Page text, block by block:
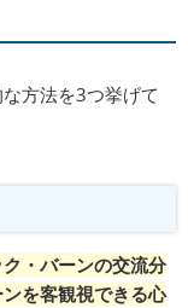
方法を3つ挙げて
・バーンの交流分
を客観視できる心